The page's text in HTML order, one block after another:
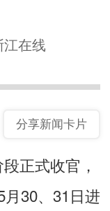
在线
分享新闻卡片
正式收官，
30、31日进